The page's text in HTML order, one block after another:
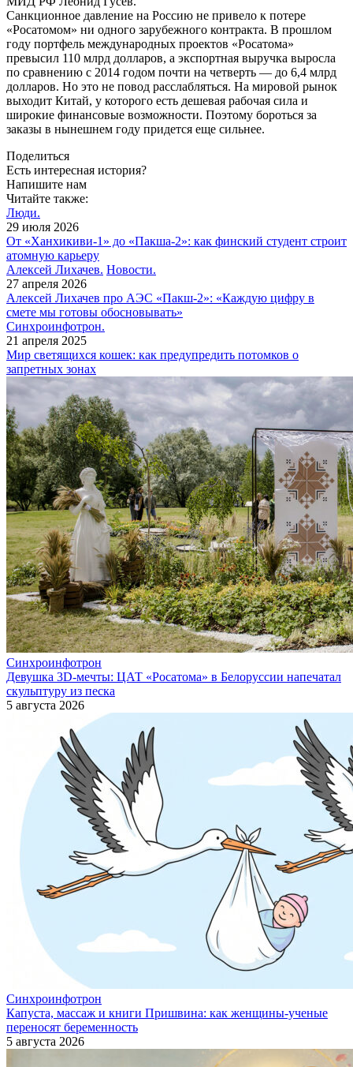
Санкционное давление на Россию не привело к потере
«Росатомом» ни одного зарубежного контракта. В прошлом
году портфель международных проектов «Росатома»
превысил 110 млрд долларов, а экспортная выручка выросла
по сравнению с 2014 годом почти на четверть — до 6,4 млрд
долларов. Но это не повод расслабляться. На мировой рынок
выходит Китай, у которого есть дешевая рабочая сила и
широкие финансовые возможности. Поэтому бороться за
заказы в нынешнем году придется еще сильнее.
Поделиться
Есть интересная история?
Напишите нам
Читайте также:
Люди.
29 июля 2026
От «Ханхикиви-1» до «Пакша-2»: как финский студент строит
атомную карьеру
Алексей Лихачев. Новости.
27 апреля 2026
Алексей Лихачев про АЭС «Пакш-2»: «Каждую цифру в
смете мы готовы обосновывать»
Синхроинфотрон.
21 апреля 2025
Мир светящихся кошек: как предупредить потомков о
запретных зонах
Синхроинфотрон
Девушка 3D-мечты: ЦАТ «Росатома» в Белоруссии напечатал
скульптуру из песка
5 августа 2026
Синхроинфотрон
Капуста, массаж и книги Пришвина: как женщины-ученые
переносят беременность
5 августа 2026